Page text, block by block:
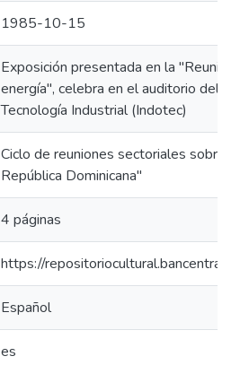
1985-10-15
Exposición presentada en la
energía", celebra en el auditorio del
Tecnología Industrial (Indotec)
Ciclo de reuniones sectoriales
República Dominicana"
4 páginas
https://
Español
es